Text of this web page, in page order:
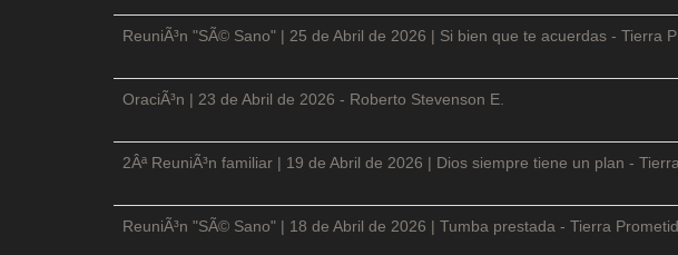
ReuniÃ³n "SÃ© Sano" | 25 de Abril de 2026 | Si bien que te acuerdas - Tierra
OraciÃ³n | 23 de Abril de 2026 - Roberto Stevenson E.
2Âª ReuniÃ³n familiar | 19 de Abril de 2026 | Dios siempre tiene un plan -
ReuniÃ³n "SÃ© Sano" | 18 de Abril de 2026 | Tumba prestada - Tierra